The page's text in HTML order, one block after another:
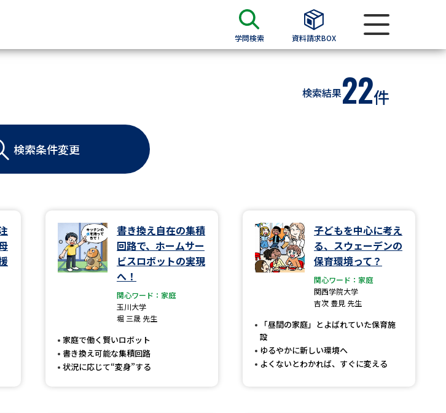
学問検索 資料請求BOX
大学・短大の資料種類から請求
大学パンフ
学部・学科パンフ
総合型選抜・学校推薦型選抜 募集要項＆願書
大学・短大以外の資料から請求
専門学校の資料請求 大学院の資料請求
留学・進学関連、塾・予備校
大学入学共通テスト「受験案内」の請求
大学入学共通テスト「受験上の配慮案内」の請求
高等学校卒業程度認定試験
小学校教員資格認定試験
高等学校（情報）教員資格認定試験
検索結果22件
検索条件変更
書き換え自在の集積
回路で、ホームサー
ビスロボットの実現
へ！
関心ワード：家庭
玉川大学
堀 三晟 先生
家庭で働く賢いロボット
書き換え可能な集積回路
状況に応じて“変身”する
子どもを中心に考え
る、スウェーデンの
保育環境って？
関心ワード：家庭
関西学院大学
吉次 豊見 先生
「昼間の家庭」とよばれていた保育施
設
ゆるやかに新しい環境へ
よくないとわかれば、すぐに変える